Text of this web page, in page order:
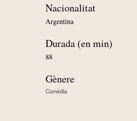
Nacionalitat
Argentina
Durada (en min)
88
Gènere
Comèdia